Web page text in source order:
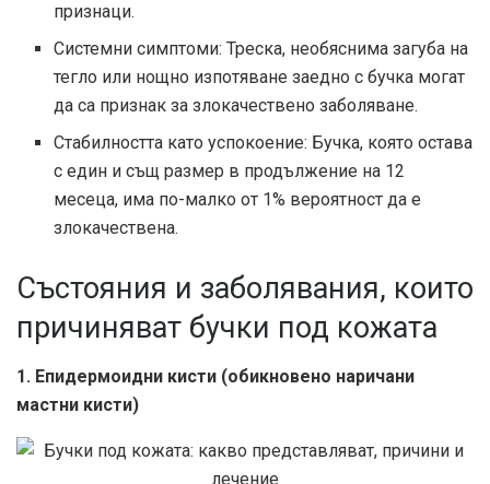
признаци.
Системни симптоми: Треска, необяснима загуба на
тегло или нощно изпотяване заедно с бучка могат
да са признак за злокачествено заболяване.
Стабилността като успокоение: Бучка, която остава
с един и същ размер в продължение на 12
месеца, има по-малко от 1% вероятност да е
злокачествена.
Състояния и заболявания, които
причиняват бучки под кожата
1. Епидермоидни кисти (обикновено наричани
мастни кисти)